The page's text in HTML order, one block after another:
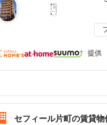
提供
セフィール片町の賃貸物